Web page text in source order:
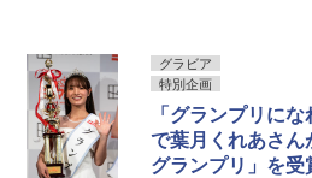
グラビア
特別企画
「グランプリに
で葉月くれあさん
グランプリ」を受